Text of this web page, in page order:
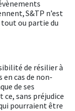
S&TP n’est
ou partie du
de résilier à
cas de non-
de ses
sans préjudice
pourraient être